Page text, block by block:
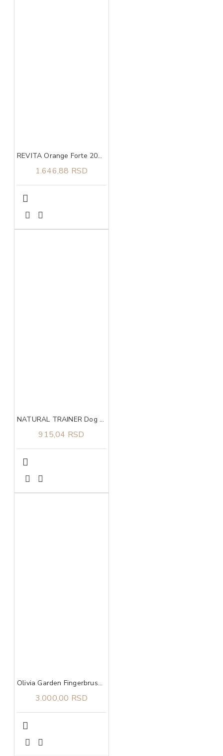
REVITA Orange Forte 200 g
1.646,88 RSD
NATURAL TRAINER Dog sa piletinom i pirinčem za odrasle pse malih rasa 800g
915,04 RSD
Olivia Garden Fingerbrush Care Iconic Boar&Nylon Hot Pink M
3.000,00 RSD